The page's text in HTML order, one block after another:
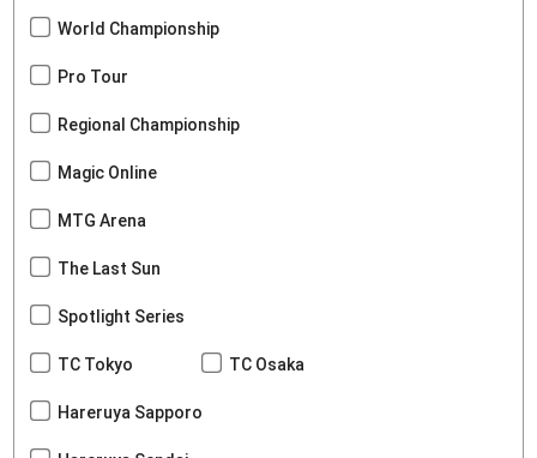
World Championship
Pro Tour
Regional Championship
Magic Online
MTG Arena
The Last Sun
Spotlight Series
TC Tokyo TC Osaka
Hareruya Sapporo